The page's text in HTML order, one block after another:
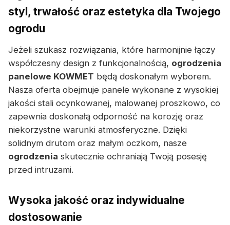
styl, trwałość oraz estetyka dla Twojego
ogrodu
Jeżeli szukasz rozwiązania, które harmonijnie łączy
współczesny design z funkcjonalnością, ogrodzenia
panelowe KOWMET będą doskonałym wyborem.
Nasza oferta obejmuje panele wykonane z wysokiej
jakości stali ocynkowanej, malowanej proszkowo, co
zapewnia doskonałą odporność na korozję oraz
niekorzystne warunki atmosferyczne. Dzięki
solidnym drutom oraz małym oczkom, nasze
ogrodzenia skutecznie ochraniają Twoją posesję
przed intruzami.
Wysoka jakość oraz indywidualne
dostosowanie